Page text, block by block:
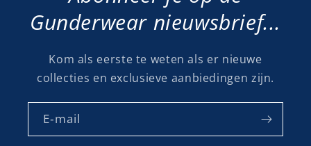
Gunderwear nieuwsbrief...
Kom als eerste te weten als er nieuwe
collecties en exclusieve aanbiedingen zijn.
E‑mail